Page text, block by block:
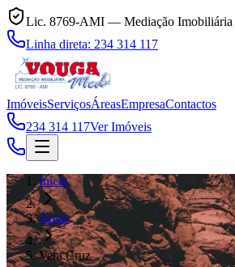
Lic. 8769-AMI — Mediação Imobiliária
Linha direta: 234 314 117
ImóveisServiçosÁreasEmpresaContactos
234 314 117Ver Imóveis
Início
Áreas
Vera Cruz